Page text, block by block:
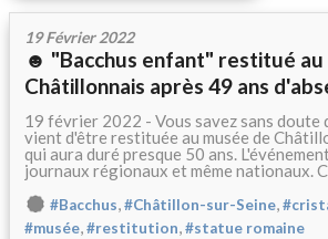
19 Février 2022
☻ "Bacchus enfant" restitué au
Châtillonnais après 49 ans
19 février 2022 - Vous savez sans doute
vient d'être restituée au musée de
qui aura duré presque 50 ans.
journaux régionaux et même nationaux.
#Bacchus,#Châtillon-sur-Seine,
#musée,#restitution,#statue romaine